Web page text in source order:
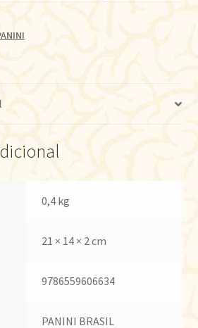
0,4 kg
21 × 14 × 2 cm
9786559606634
PANINI BRASIL